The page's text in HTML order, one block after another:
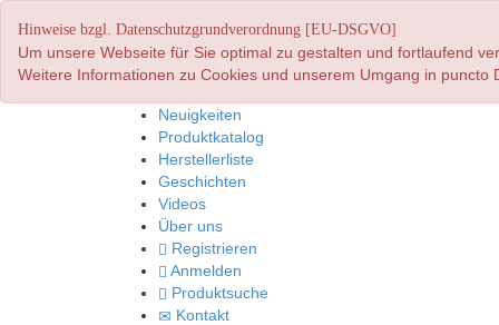
Hinweise bzgl. Datenschutzgrundverordnung [EU-DSGVO]
Um unsere Webseite für Sie optimal zu gestalten und fortlaufend
Weitere Informationen zu Cookies und unserem Umgang in puncto
Neuigkeiten
Produktkatalog
Herstellerliste
Geschichten
Videos
Über uns
Registrieren
Anmelden
Produktsuche
Kontakt